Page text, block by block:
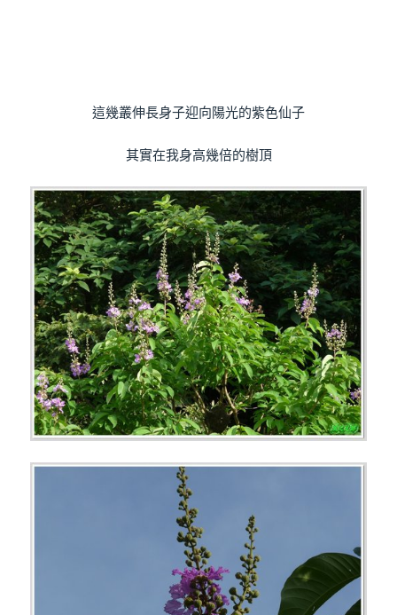
這幾叢伸長身子迎向陽光的紫色仙子
其實在我身高幾倍的樹頂